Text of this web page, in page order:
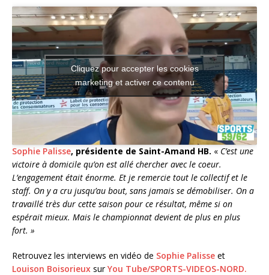
Cliquez pour accepter les cookies
marketing et activer ce contenu
Sophie Palisse, présidente de Saint-Amand HB. « C’est une
victoire à domicile qu’on est allé chercher avec le coeur.
L’engagement était énorme. Et je remercie tout le collectif et le
staff. On y a cru jusqu’au bout, sans jamais se démobiliser. On a
travaillé très dur cette saison pour ce résultat, même si on
espérait mieux. Mais le championnat devient de plus en plus
fort. »
Retrouvez les interviews en vidéo de Sophie Palisse et
Louison Boisorieux surYou Tube/SPORTS-VIDEOS-NORD.